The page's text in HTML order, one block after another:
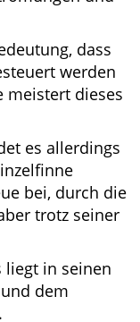
liegt
Strömungen
dass
es
eine
Spurtreue
gleitet es
so gut.